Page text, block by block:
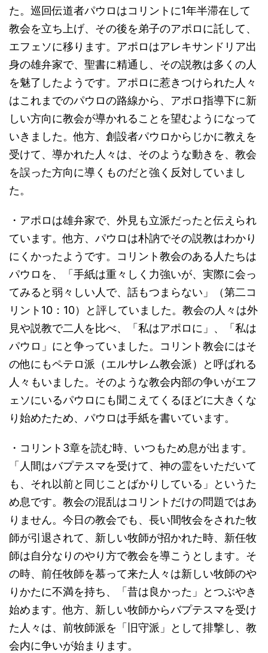
た。巡回伝道者パウロはコリントに1年半滞在して
教会を立ち上げ、その後を弟子のアポロに託して、
エフェソに移ります。アポロはアレキサンドリア出
身の雄弁家で、聖書に精通し、その説教は多くの人
を魅了したようです。アポロに惹きつけられた人々
はこれまでのパウロの路線から、アポロ指導下に新
しい方向に教会が導かれることを望むようになって
いきました。他方、創設者パウロからじかに教えを
受けて、導かれた人々は、そのような動きを、教会
を誤った方向に導くものだと強く反対していまし
た。
・アポロは雄弁家で、外見も立派だったと伝えられ
ています。他方、パウロは朴訥でその説教はわかり
にくかったようです。コリント教会のある人たちは
パウロを、「手紙は重々しく力強いが、実際に会っ
てみると弱々しい人で、話もつまらない」（第二コ
リント10：10）と評していました。教会の人々は外
見や説教で二人を比べ、「私はアポロに」、「私は
パウロ」にと争っていました。コリント教会にはそ
の他にもペテロ派（エルサレム教会派）と呼ばれる
人々もいました。そのような教会内部の争いがエフ
ェソにいるパウロにも聞こえてくるほどに大きくな
り始めたため、パウロは手紙を書いています。
・コリント3章を読む時、いつもため息が出ます。
「人間はバプテスマを受けて、神の霊をいただいて
も、それ以前と同じことばかりしている」というた
め息です。教会の混乱はコリントだけの問題ではあ
りません。今日の教会でも、長い間牧会をされた牧
師が引退されて、新しい牧師が招かれた時、新任牧
師は自分なりのやり方で教会を導こうとします。そ
の時、前任牧師を慕って来た人々は新しい牧師のや
りかたに不満を持ち、「昔は良かった」とつぶやき
始めます。他方、新しい牧師からバプテスマを受け
た人々は、前牧師派を「旧守派」として排撃し、教
会内に争いが始まります。